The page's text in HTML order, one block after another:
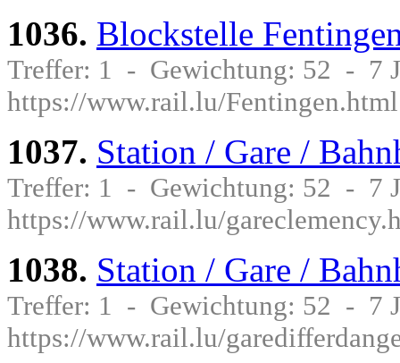
1036. Blockstelle
Treffer: 1 - Gewichtung: 52 - 7
https://www.rail.lu/Fentingen.html
1037. Station / Gare /
Treffer: 1 - Gewichtung: 52 - 7
https://www.rail.lu/
1038. Station / Gare /
Treffer: 1 - Gewichtung: 52 - 7
https://www.rail.lu/